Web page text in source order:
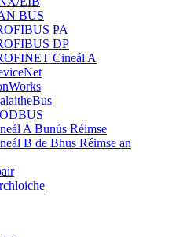
BUS
PA
DP
Cineál A
A Bunús Réimse
B de Bhus Réimse an